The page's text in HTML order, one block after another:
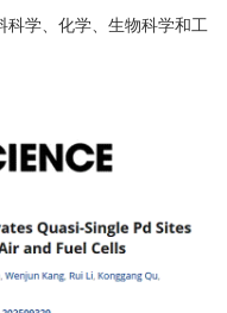
科学、化学、生物科学和工